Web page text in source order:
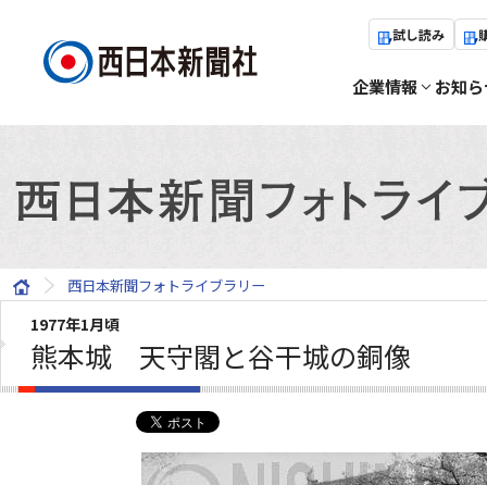
試し読み
企業情報 お知
西日本新聞フォトライブラリー
1977年1月頃
熊本城 天守閣と谷干城の銅像